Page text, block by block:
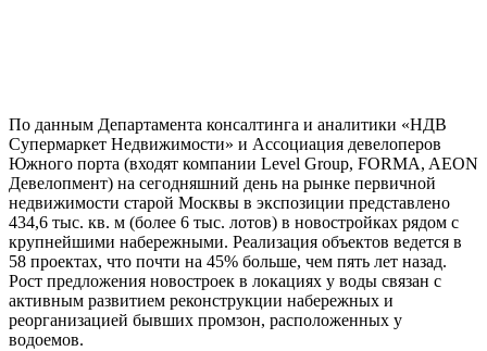
По данным Департамента консалтинга и аналитики «НДВ
Супермаркет Недвижимости» и Ассоциация девелоперов
Южного порта (входят компании Level Group, FORMA, AEON
Девелопмент) на сегодняшний день на рынке первичной
недвижимости старой Москвы в экспозиции представлено
434,6 тыс. кв. м (более 6 тыс. лотов) в новостройках рядом с
крупнейшими набережными. Реализация объектов ведется в
58 проектах, что почти на 45% больше, чем пять лет назад.
Рост предложения новостроек в локациях у воды связан с
активным развитием реконструкции набережных и
реорганизацией бывших промзон, расположенных у
водоемов.